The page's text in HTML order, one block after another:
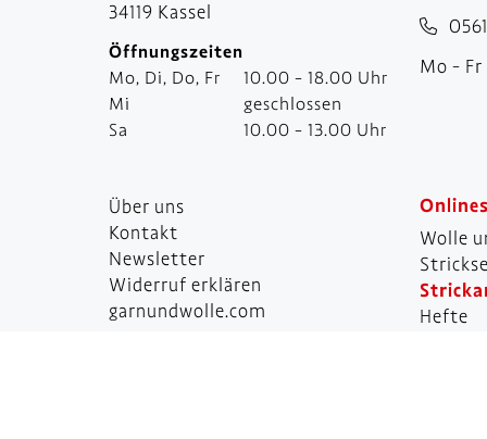
34119 Kassel
Öffnungszeiten
Mo, Di, Do, Fr
Mi
Sa
10.00 - 18.00 Uhr
geschlossen
10.00 - 13.00 Uhr
Mo - Fr
Über uns
Kontakt
Newsletter
Widerruf erklären
garnundwolle.com
Wolle
Hefte